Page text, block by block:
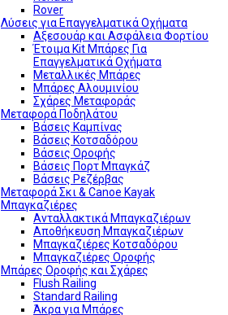
Rover
Λύσεις για Επαγγελματικά Οχήματα
Αξεσουάρ και Ασφάλεια Φορτίου
Έτοιμα Kit Μπάρες Για
Επαγγελματικά Οχήματα
Μεταλλικές Μπάρες
Μπάρες Αλουμινίου
Σχάρες Μεταφοράς
Μεταφορά Ποδηλάτου
Βάσεις Καμπίνας
Βάσεις Κοτσαδόρου
Βάσεις Οροφής
Βάσεις Πορτ Μπαγκάζ
Βάσεις Ρεζέρβας
Μεταφορά Σκι & Canoe Kayak
Μπαγκαζιέρες
Ανταλλακτικά Μπαγκαζιέρων
Αποθήκευση Μπαγκαζιέρων
Μπαγκαζιέρες Κοτσαδόρου
Μπαγκαζιέρες Οροφής
Μπάρες Οροφής και Σχάρες
Flush Railing
Standard Railing
Άκρα για Μπάρες